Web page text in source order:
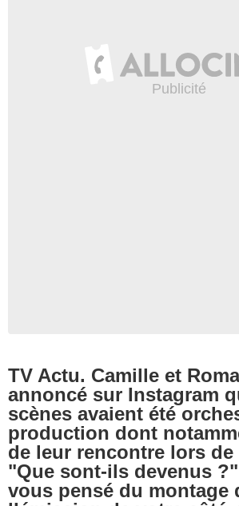
TV Actu. Camille et
annoncé sur Instagram
scènes avaient été
production dont
de leur rencontre lors de
"Que sont-ils devenus
vous pensé du montage